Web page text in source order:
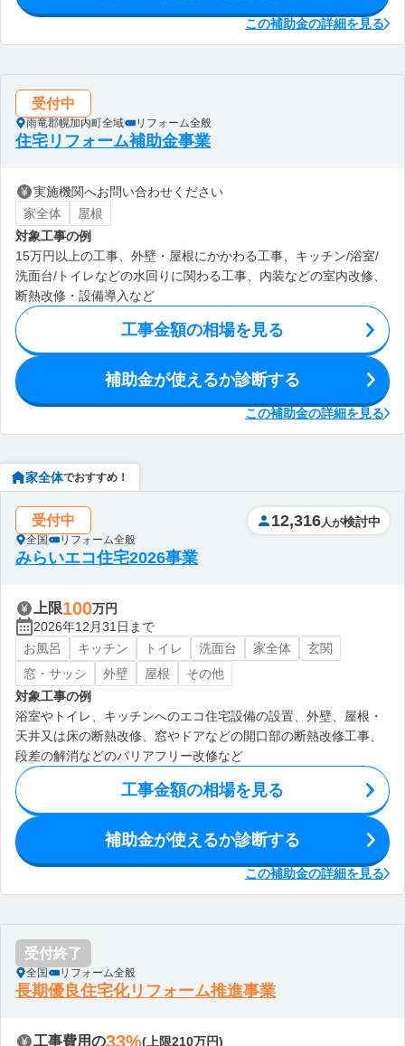
この補助金の詳細を見る
受付中
雨竜郡幌加内町全域 リフォーム全般
住宅リフォーム補助金事業
実施機関へお問い合わせください
家全体
屋根
対象工事の例
15万円以上の工事、外壁・屋根にかかわる工事、キッチン/浴室/
洗面台/トイレなどの水回りに関わる工事、内装などの室内改修、
断熱改修・設備導入など
工事金額の相場を見る
補助金が使えるか診断する
この補助金の詳細を見る
家全体でおすすめ！
受付中
全国 リフォーム全般
12,316 人が検討中
みらいエコ住宅2026事業
上限100万円
2026年12月31日まで
お風呂
キッチン トイレ 洗面台 家全体
玄関
窓・サッシ
外壁 屋根
その他
対象工事の例
浴室やトイレ、キッチンへのエコ住宅設備の設置、外壁、屋根・
天井又は床の断熱改修、窓やドアなどの開口部の断熱改修工事、
段差の解消などのバリアフリー改修など
工事金額の相場を見る
補助金が使えるか診断する
この補助金の詳細を見る
受付終了
全国 リフォーム全般
長期優良住宅化リフォーム推進事業
工事費用の33%(上限210万円)